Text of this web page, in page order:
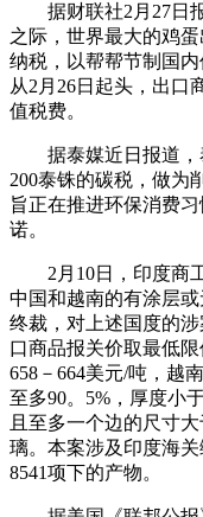
据财联社2月27日报
之际，世界最大的鸡
纳税，以帮帮节制国
从2月26日起头，出口
值税费。
据泰媒近日报道，
200泰铢的碳税，做为
旨正在推进环保消费
诺。
2月10日，印度商工
中国和越南的有涂层
终裁，对上述国度的
口商品报关价取最低
658－664美元/吨，越
至多90。5%，厚度小
且至多一个边的尺寸
璃。本案涉及印度海关
8541项下的产物。